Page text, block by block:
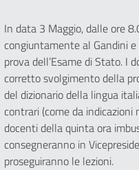
In data 3 Maggio, dalle ore
congiuntamente al Gandini
prova dell’Esame di Stato. I
corretto svolgimento della
del dizionario della lingua
contrari (come da
docenti della quinta ora
consegneranno in
proseguiranno le lezioni.